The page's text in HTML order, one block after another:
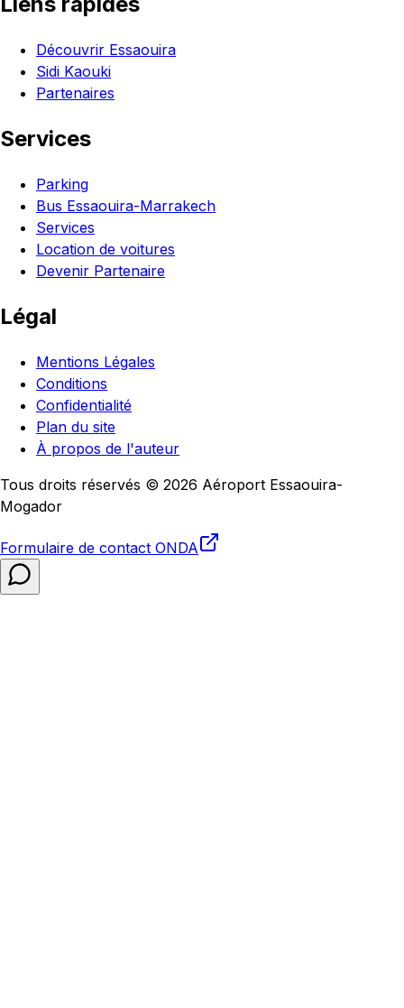
Découvrir Essaouira
Sidi Kaouki
Partenaires
Services
Parking
Bus Essaouira-Marrakech
Services
Location de voitures
Devenir Partenaire
Légal
Mentions Légales
Conditions
Confidentialité
Plan du site
À propos de l'auteur
Tous droits réservés © 2026 Aéroport Essaouira-
Mogador
Formulaire de contact ONDA